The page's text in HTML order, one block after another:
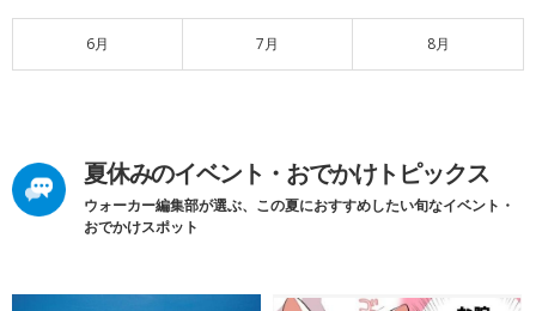
6月 7月 8月
夏休みのイベント・おでかけトピックス
ウォーカー編集部が選ぶ、この夏におすすめしたい旬なイベント・
おでかけスポット